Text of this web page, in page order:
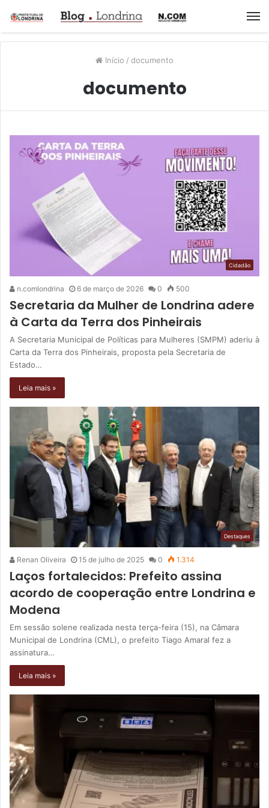
Início / documento
documento
Cidadão
n.comlondrina 6 de março de 2026 0 500
Secretaria da Mulher de Londrina adere
à Carta da Terra dos Pinheirais
A Secretaria Municipal de Políticas para Mulheres (SMPM) aderiu à
Carta da Terra dos Pinheirais, proposta pela Secretaria de
Estado…
Leia mais »
Destaques
Renan Oliveira 15 de julho de 2025 0 1.314
Laços fortalecidos: Prefeito assina
acordo de cooperação entre Londrina e
Modena
Em sessão solene realizada nesta terça-feira (15), na Câmara
Municipal de Londrina (CML), o prefeito Tiago Amaral fez a
assinatura…
Leia mais »